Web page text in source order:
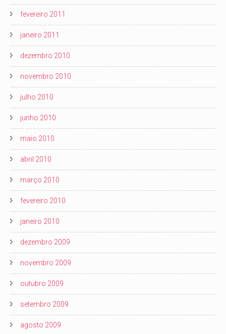
fevereiro 2011
janeiro 2011
dezembro 2010
novembro 2010
julho 2010
junho 2010
maio 2010
abril 2010
março 2010
fevereiro 2010
janeiro 2010
dezembro 2009
novembro 2009
outubro 2009
setembro 2009
agosto 2009